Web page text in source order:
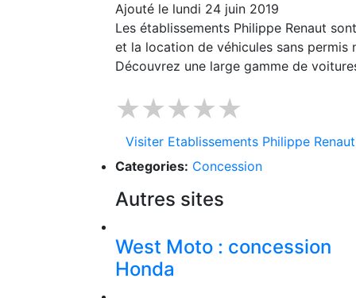
Ajouté le lundi 24 juin 2019
Les établissements Philippe Renaut
et la location de véhicules sans permis
Découvrez une large gamme de
★★★★★
Visiter Etablissements Philippe Renaut
Categories: Concession
Autres sites
West Moto : concession
Honda